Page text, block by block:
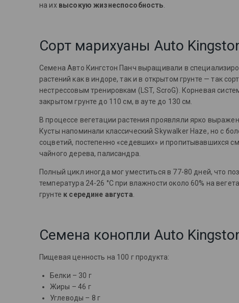
на их высокую жизнеспособность
Сорт марихуаны Auto
Семена Авто Кингстон Панч выращивали в
растений как в индоре, так и в открытом грунте — так
нестрессовым тренировкам (LST, ScroG) . Корневая
закрытом грунте до 110 см, в ауте до 130 см.
В процессе вегетации растения проявляли ярко
Кусты напоминали классический Skywalker Haze, но с
соцветий, постепенно «седевших» и пропитывавшихся
чайного дерева, палисандра.
Полный цикл иногда мог уместиться в 77-80 дней, что
температура 24-26 °C при влажности около 60% на
грунте к середине августа
Семена конопли Auto
Пищевая ценность на 100 г продукта:
Белки – 30 г
Жиры – 46 г
Углеводы – 8 г